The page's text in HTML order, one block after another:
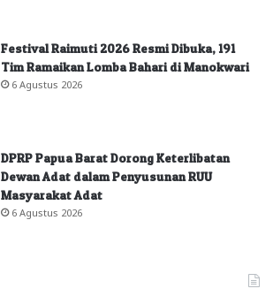
Festival Raimuti 2026 Resmi Dibuka, 191
Tim Ramaikan Lomba Bahari di Manokwari
6 Agustus 2026
DPRP Papua Barat Dorong Keterlibatan
Dewan Adat dalam Penyusunan RUU
Masyarakat Adat
6 Agustus 2026